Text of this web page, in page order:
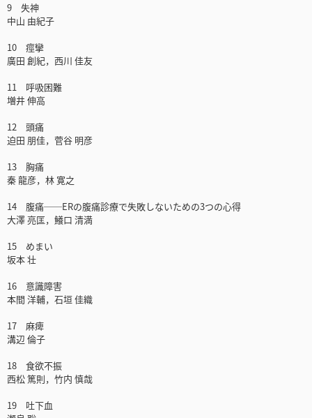
9 失神
中山 由紀子
10 痙攣
廣田 創紀，西川 佳友
11 呼吸困難
増井 伸高
12 頭痛
迫田 朋佳，菅谷 明彦
13 胸痛
秦 龍彦，林 寛之
14 腹痛──ERの腹痛診療で失敗しないための3つの心得
大澤 亮匡，鱶口 清満
15 めまい
坂本 壮
16 意識障害
本間 洋輔，石垣 佳織
17 麻痺
溝辺 倫子
18 食欲不振
西松 篤則，竹内 慎哉
19 吐下血